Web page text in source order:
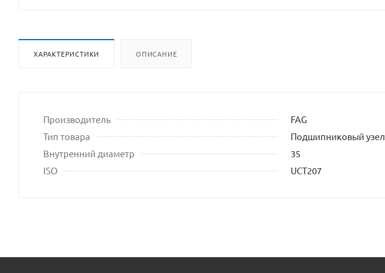
ХАРАКТЕРИСТИКИ ОПИСАНИЕ
Производитель
FAG
Тип товара
Подшипниковый узел
Внутренний диаметр
35
ISO
UCT207